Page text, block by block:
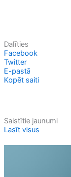
Dalīties
Facebook
Twitter
E-pastā
Kopēt saiti
Saistītie jaunumi
Lasīt visus